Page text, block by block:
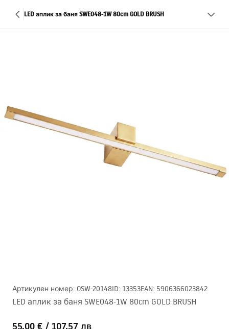
LED аплик за баня SWE048-1W 80cm GOLD BRUSH
Артикулен номер: OSW-20148ID: 13353EAN: 5906366023842
LED аплик за баня SWE048-1W 80cm GOLD BRUSH
55,00 € / 107,57 лв